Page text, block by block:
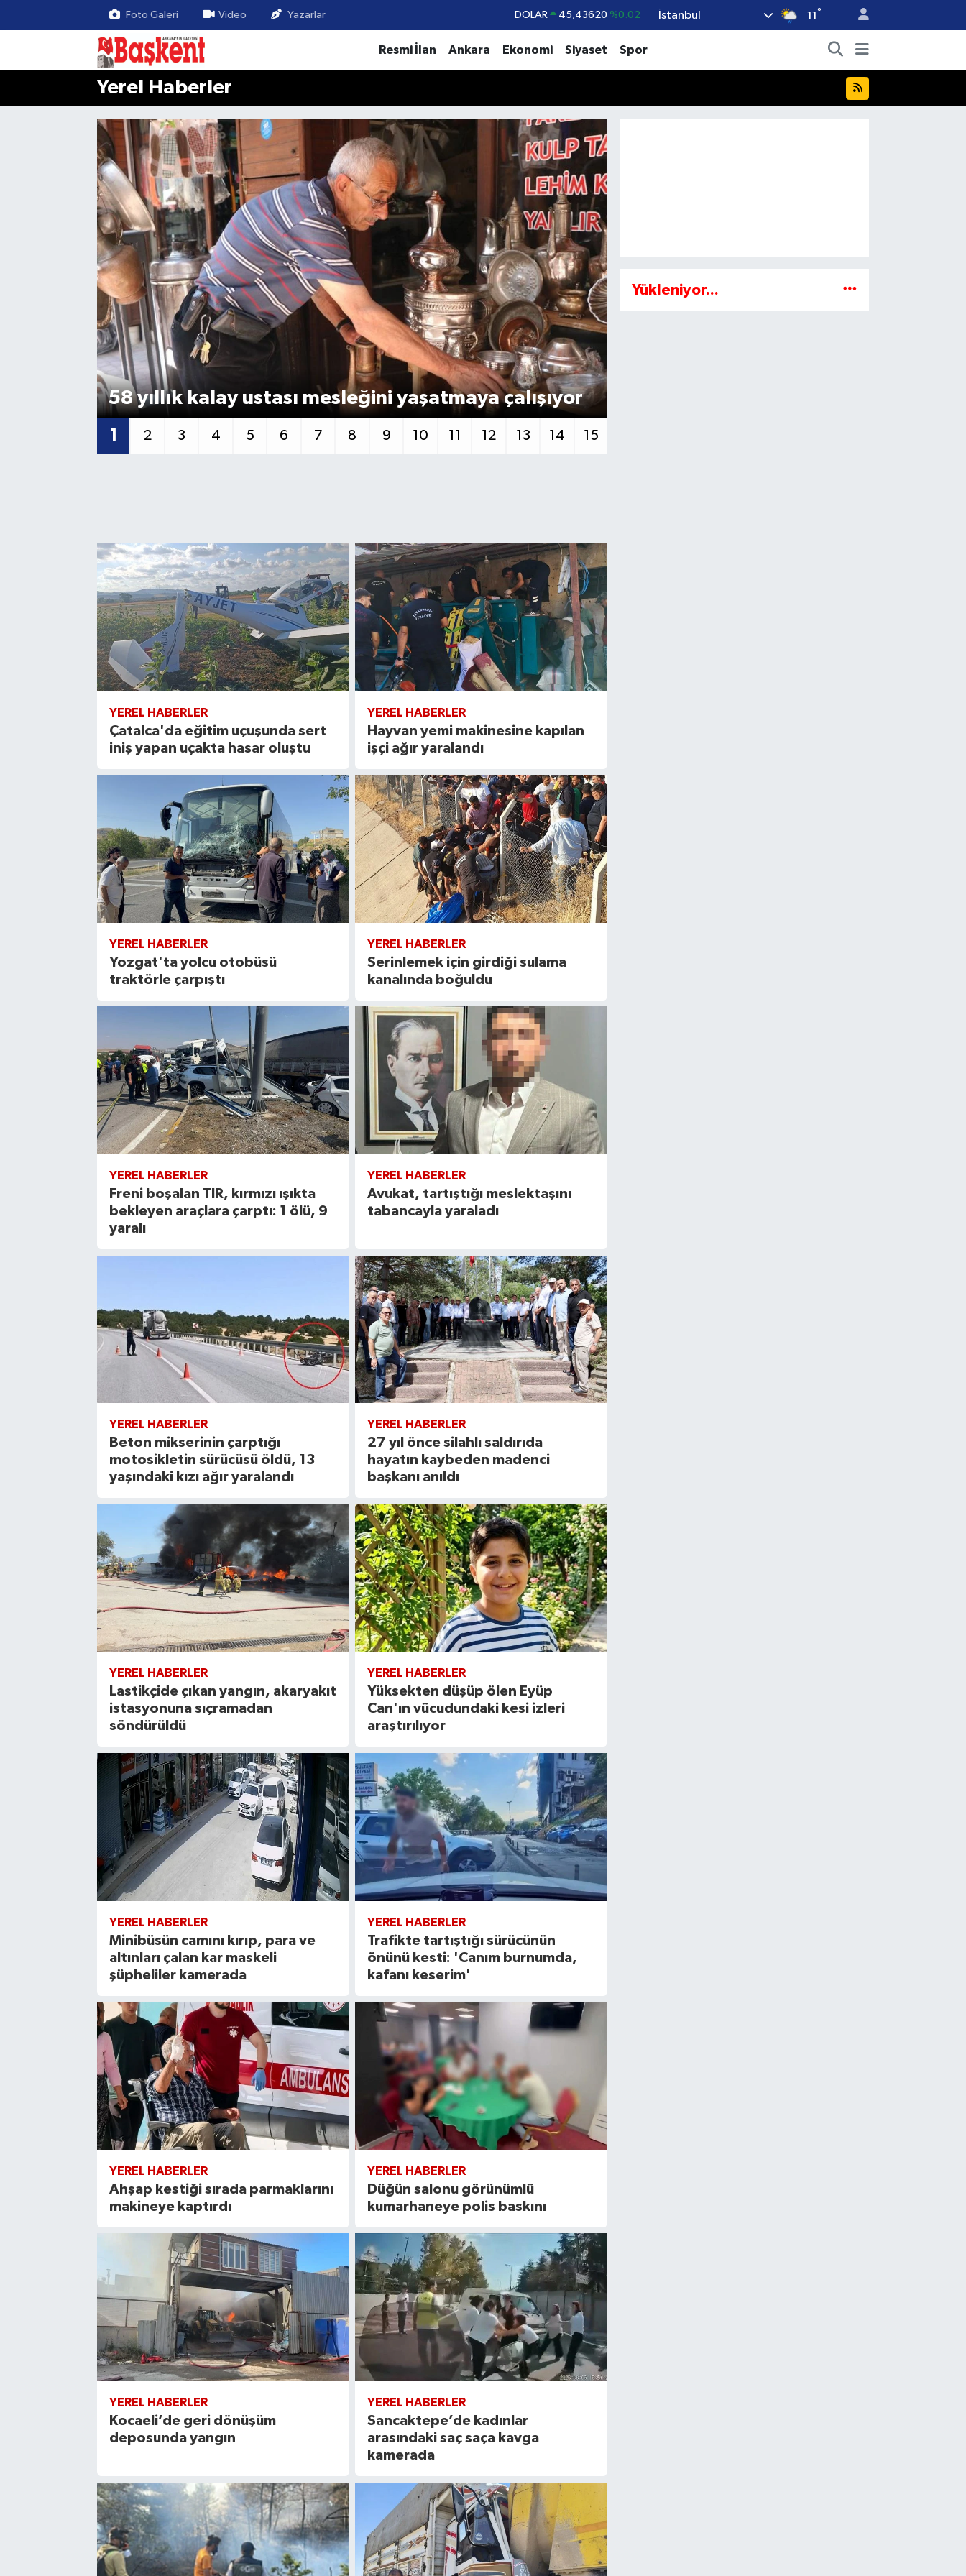
Foto Galeri Video Yazarlar EURO 53,38690 %0.19
BITCOIN 79.591,74 %-1.82
DOLAR 45,43620
İstanbul 11 °
Resmi İlan Ankara Ekonomi Siyaset Spor
Yerel Haberler
58 yıllık kalay ustası mesleğini yaşatmaya çalışıyor
1 2 3 4 5 6 7 8 9 10 11 12 13 14 15
YEREL HABERLER
Çatalca'da eğitim uçuşunda sert
iniş yapan uçakta hasar oluştu
YEREL HABERLER
Hayvan yemi makinesine kapılan
işçi ağır yaralandı
YEREL HABERLER
Yozgat'ta yolcu otobüsü
traktörle çarpıştı
YEREL HABERLER
Serinlemek için girdiği sulama
kanalında boğuldu
YEREL HABERLER
Freni boşalan TIR, kırmızı ışıkta
bekleyen araçlara çarptı: 1 ölü, 9
yaralı
YEREL HABERLER
Avukat, tartıştığı meslektaşını
tabancayla yaraladı
YEREL HABERLER
Beton mikserinin çarptığı
motosikletin sürücüsü öldü, 13
yaşındaki kızı ağır yaralandı
YEREL HABERLER
27 yıl önce silahlı saldırıda
hayatın kaybeden madenci
başkanı anıldı
YEREL HABERLER
Lastikçide çıkan yangın, akaryakıt
istasyonuna sıçramadan
söndürüldü
YEREL HABERLER
Yüksekten düşüp ölen Eyüp
Can'ın vücudundaki kesi izleri
araştırılıyor
YEREL HABERLER
Minibüsün camını kırıp, para ve
altınları çalan kar maskeli
şüpheliler kamerada
YEREL HABERLER
Trafikte tartıştığı sürücünün
önünü kesti: 'Canım burnumda,
kafanı keserim'
YEREL HABERLER
Ahşap kestiği sırada parmaklarını
makineye kaptırdı
YEREL HABERLER
Düğün salonu görünümlü
kumarhaneye polis baskını
YEREL HABERLER
Kocaeli’de geri dönüşüm
deposunda yangın
YEREL HABERLER
Sancaktepe’de kadınlar
arasındaki saç saça kavga
kamerada
Yükleniyor...